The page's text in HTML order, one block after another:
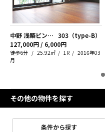
中野 浅築ビンテージ 303（type-B）
127,000円 / 6,000円
徒歩6分 25.92㎡ 1R
2016年03
月
その他の物件を探す
条件から探す